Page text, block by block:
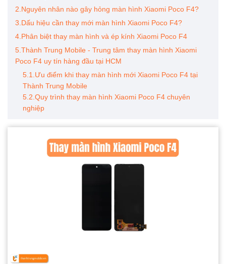
2.Nguyên nhân nào gây hỏng màn hình Xiaomi Poco F4?
3.Dấu hiệu cần thay mới màn hình Xiaomi Poco F4?
4.Phân biệt thay màn hình và ép kính Xiaomi Poco F4
5.Thành Trung Mobile - Trung tâm thay màn hình Xiaomi
Poco F4 uy tín hàng đầu tại HCM
5.1.Ưu điểm khi thay màn hình mới Xiaomi Poco F4 tại
Thành Trung Mobile
5.2.Quy trình thay màn hình Xiaomi Poco F4 chuyên
nghiệp